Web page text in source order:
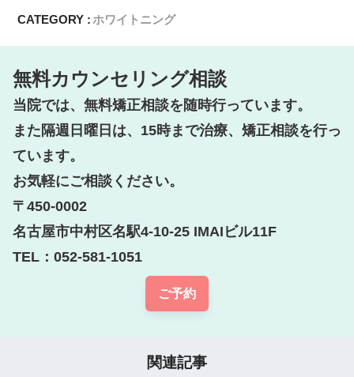
CATEGORY : ホワイトニング
無料カウンセリング相談
当院では、無料矯正相談を随時行っています。
また隔週日曜日は、15時まで治療、矯正相談を行っ
ています。
お気軽にご相談ください。
〒450-0002
名古屋市中村区名駅4-10-25 IMAIビル11F
TEL：052-581-1051
ご予約
関連記事